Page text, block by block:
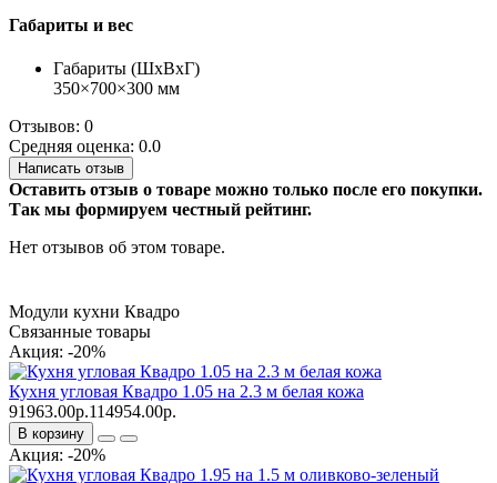
Габариты и вес
Габариты (ШхВхГ)
350×700×300 мм
Отзывов: 0
Средняя оценка: 0.0
Написать отзыв
Оставить отзыв о товаре можно только после его покупки.
Так мы формируем честный рейтинг.
Нет отзывов об этом товаре.
Модули кухни Квадро
Связанные товары
Акция: -20%
Кухня угловая Квадро 1.05 на 2.3 м белая кожа
91963.00р.114954.00р.
В корзину
Акция: -20%